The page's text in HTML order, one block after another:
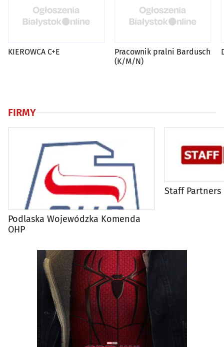
KIEROWCA C+E
Pracownik pralni Bardusch
(K/M/N)
FIRMY
Podlaska Wojewódzka Komenda
OHP
Staff Partners